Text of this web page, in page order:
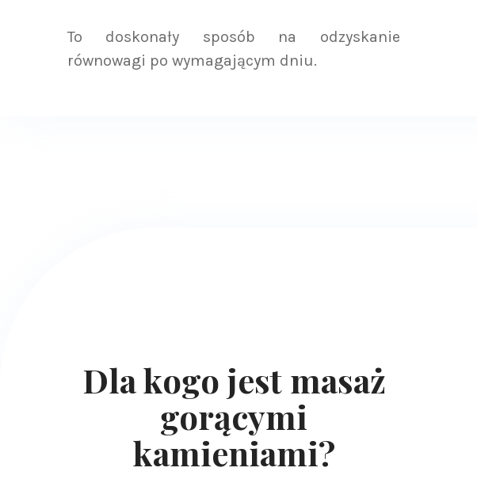
To doskonały sposób na odzyskanie
równowagi po wymagającym dniu.
Dla kogo jest masaż
gorącymi
kamieniami?